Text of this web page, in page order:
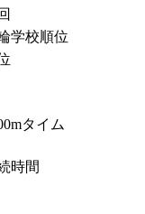
学校順位
タイム
時間